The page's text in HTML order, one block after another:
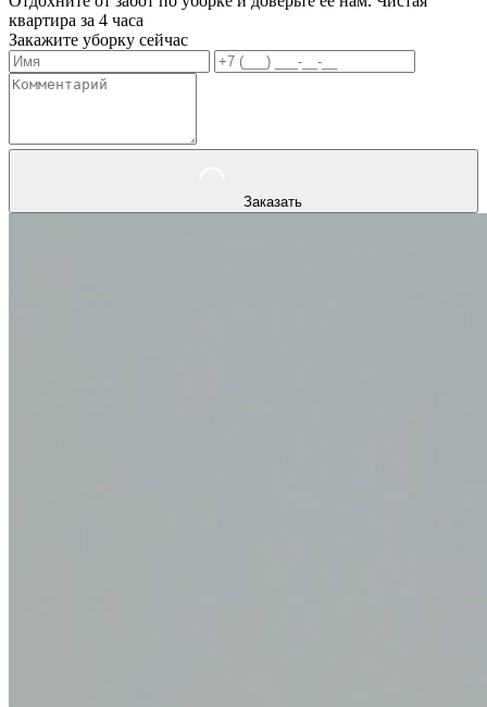
квартира за 4 часа
Закажите уборку сейчас
Заказать